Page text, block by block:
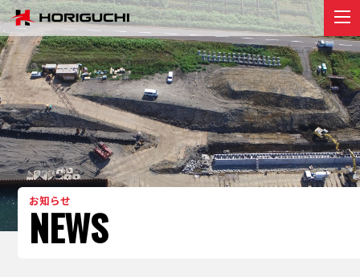
堀口組のこと
ABOUT
プロジェクト
PROJECT
リクルート
RECRUIT
お知らせ
NEWS